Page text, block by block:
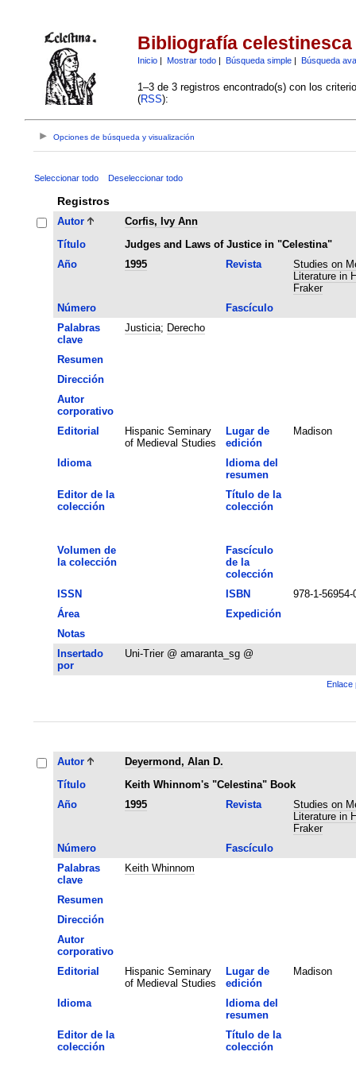
Bibliografía celestinesca
Inicio| Mostrar todo| Búsqueda simple| Búsqueda
1–3 de 3 registros encontrado(s) con los
(RSS):
Opciones de búsqueda y visualización
Seleccionar todo Deseleccionar todo
Registros
Autor
Corfis, Ivy Ann
Título
Judges and Laws of Justice in "Celestina"
Año
1995 Revista
Studies on
Literature in
Fraker
Número
Fascículo
Palabras
clave
Justicia; Derecho
Resumen
Dirección
Autor
corporativo
Editorial
Hispanic Seminary
of Medieval Studies
Lugar de
edición
Madison
Idioma
Idioma del
resumen
Editor de la
colección
Título de la
colección
Volumen de
la colección
Fascículo
de la
colección
ISSN
ISBN
978-1-56954-
Área
Expedición
Notas
Insertado
por
Uni-Trier @ amaranta_sg @
Enlace
Autor
Deyermond, Alan D.
Título
Keith Whinnom's "Celestina" Book
Año
1995 Revista
Studies on
Literature in
Fraker
Número
Fascículo
Palabras
clave
Keith Whinnom
Resumen
Dirección
Autor
corporativo
Editorial
Hispanic Seminary
of Medieval Studies
Lugar de
edición
Madison
Idioma
Idioma del
resumen
Editor de la
colección
Título de la
colección